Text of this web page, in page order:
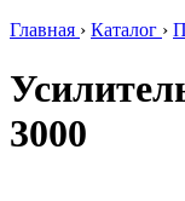
Главная › Каталог ›
3000